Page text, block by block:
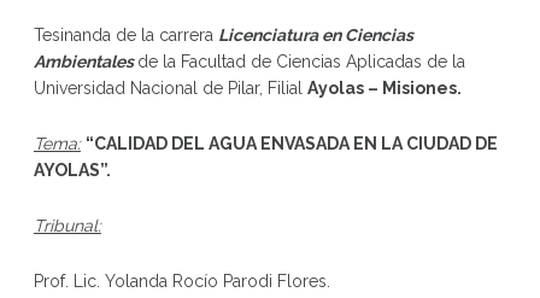
Tesinanda de la carrera Licenciatura en Ciencias
Ambientales de la Facultad de Ciencias Aplicadas de la
Universidad Nacional de Pilar, Filial Ayolas – Misiones.
Tema: “CALIDAD DEL AGUA ENVASADA EN LA CIUDAD DE
AYOLAS”.
Tribunal:
Prof. Lic. Yolanda Rocío Parodi Flores.